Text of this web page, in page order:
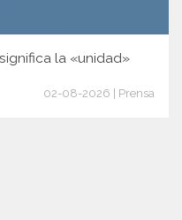
la «unidad»
02-08-2026 | Prensa